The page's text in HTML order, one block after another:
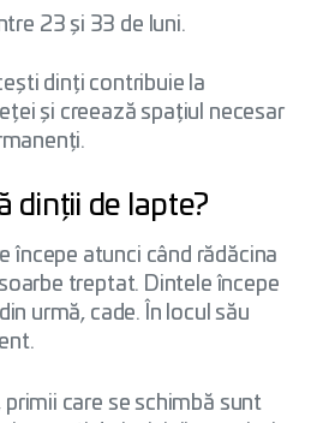
23 și 33 de luni.
dinți contribuie la
și creează spațiul necesar
dinții de lapte?
începe atunci când rădăcina
treptat. Dintele începe
urmă, cade. În locul său
care se schimbă sunt